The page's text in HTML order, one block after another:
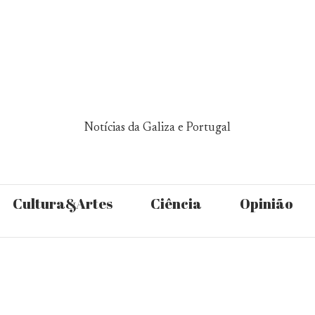
Notícias da Galiza e Portugal
Cultura&Artes Ciência Opinião